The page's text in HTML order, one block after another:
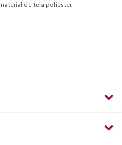
de tela poliester.